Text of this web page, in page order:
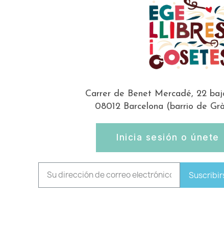
Carrer de Benet Mercadé, 22
08012 Barcelona (barrio de
Inicia sesión o únete